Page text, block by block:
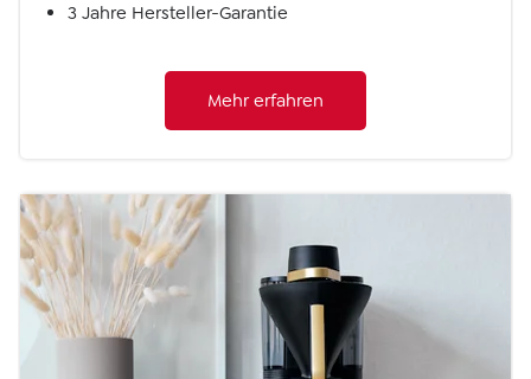
3 Jahre Hersteller-Garantie
Mehr erfahren